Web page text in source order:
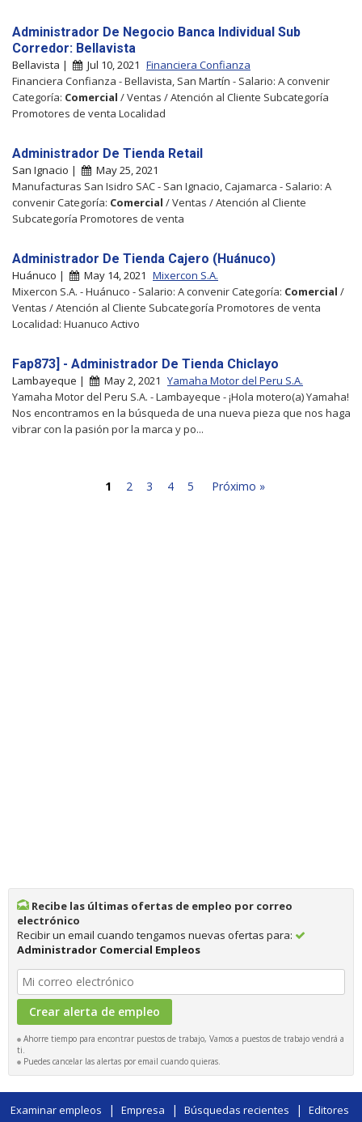
Administrador De Negocio Banca Individual Sub
Corredor: Bellavista
Bellavista | Jul 10, 2021 Financiera Confianza
Financiera Confianza - Bellavista, San Martín - Salario: A convenir
Categoría: Comercial / Ventas / Atención al Cliente Subcategoría
Promotores de venta Localidad
Administrador De Tienda Retail
San Ignacio |
May 25, 2021
Manufacturas San Isidro SAC - San Ignacio, Cajamarca - Salario: A
convenir Categoría: Comercial / Ventas / Atención al Cliente
Subcategoría Promotores de venta
Administrador De Tienda Cajero (Huánuco)
Huánuco | May 14, 2021 Mixercon S.A.
Mixercon S.A. - Huánuco - Salario: A convenir Categoría: Comercial /
Ventas / Atención al Cliente Subcategoría Promotores de venta
Localidad: Huanuco Activo
Fap873] - Administrador De Tienda Chiclayo
Lambayeque | May 2, 2021 Yamaha Motor del Peru S.A.
Yamaha Motor del Peru S.A. - Lambayeque - ¡Hola motero(a) Yamaha!
Nos encontramos en la búsqueda de una nueva pieza que nos haga
vibrar con la pasión por la marca y po...
1 2 3 4 5 Próximo »
Recibe las últimas ofertas de empleo por correo
electrónico
Recibir un email cuando tengamos nuevas ofertas para:
Administrador Comercial Empleos
Ahorre tiempo para encontrar puestos de trabajo, Vamos a puestos de trabajo vendrá a
ti.
Puedes cancelar las alertas por email cuando quieras.
Examinar empleos | Empresa | Búsquedas recientes | Editores